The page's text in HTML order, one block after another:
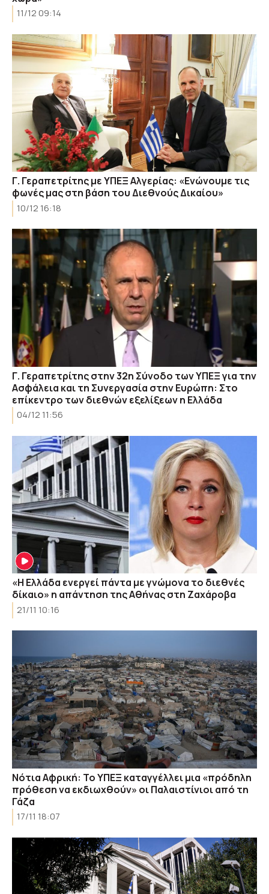
11/12 09:14
Γ. Γεραπετρίτης με ΥΠΕΞ Αλγερίας: «Ενώνουμε τις
φωνές μας στη βάση του Διεθνούς Δικαίου»
10/12 16:18
Γ. Γεραπετρίτης στην 32η Σύνοδο των ΥΠΕΞ για την
Ασφάλεια και τη Συνεργασία στην Ευρώπη: Στο
επίκεντρο των διεθνών εξελίξεων η Ελλάδα
04/12 11:56
«Η Ελλάδα ενεργεί πάντα με γνώμονα το διεθνές
δίκαιο» η απάντηση της Αθήνας στη Ζαχάροβα
21/11 10:16
Νότια Αφρική: Το ΥΠΕΞ καταγγέλλει μια «πρόδηλη
πρόθεση να εκδιωχθούν» οι Παλαιστίνιοι από τη
Γάζα
17/11 18:07